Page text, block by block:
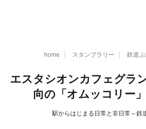
home スタンプラリー 鉄道
エスタシオンカフェグラ
向の「オムッコリー
駅からはじまる日常と非日常～鉄